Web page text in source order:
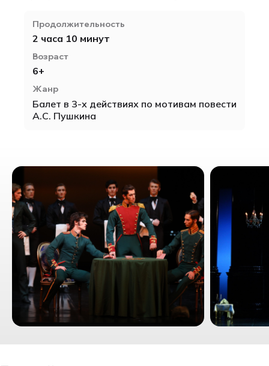
Продолжительность
2 часа 10 минут
Возраст
6+
Жанр
Балет в 3-х действиях по мотивам повести
А.С. Пушкина